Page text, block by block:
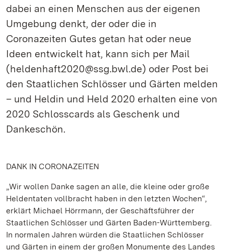
dabei an einen Menschen aus der eigenen
Umgebung denkt, der oder die in
Coronazeiten Gutes getan hat oder neue
Ideen entwickelt hat, kann sich per Mail
(heldenhaft2020@ssg.bwl.de) oder Post bei
den Staatlichen Schlösser und Gärten melden
– und Heldin und Held 2020 erhalten eine von
2020 Schlosscards als Geschenk und
Dankeschön.
DANK IN CORONAZEITEN
„Wir wollen Danke sagen an alle, die kleine oder große
Heldentaten vollbracht haben in den letzten Wochen“,
erklärt Michael Hörrmann, der Geschäftsführer der
Staatlichen Schlösser und Gärten Baden-Württemberg.
In normalen Jahren würden die Staatlichen Schlösser
und Gärten in einem der großen Monumente des Landes